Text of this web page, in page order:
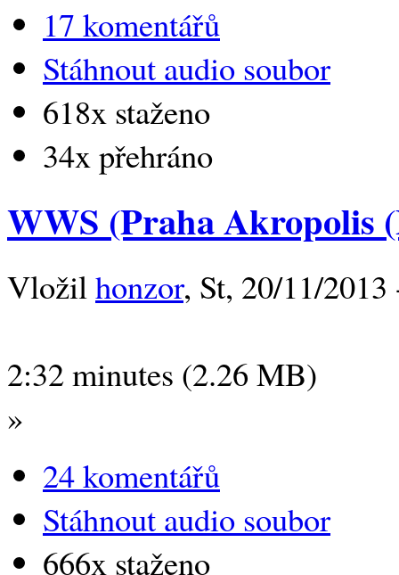
17 komentářů
Stáhnout audio soubor
618x staženo
34x přehráno
WWS (Praha Akropolis
Vložilhonzor, St, 20/11/2013
2:32 minutes (2.26 MB)
»
24 komentářů
Stáhnout audio soubor
666x staženo